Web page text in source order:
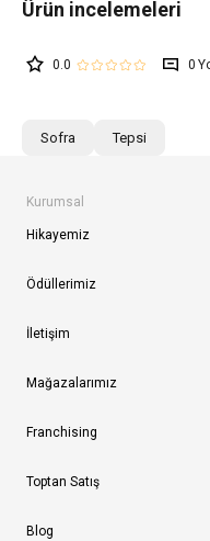
0.0 0
Sofra Tepsi
Kurumsal
Hikayemiz
Ödüllerimiz
İletişim
Mağazalarımız
Franchising
Toptan Satış
Blog